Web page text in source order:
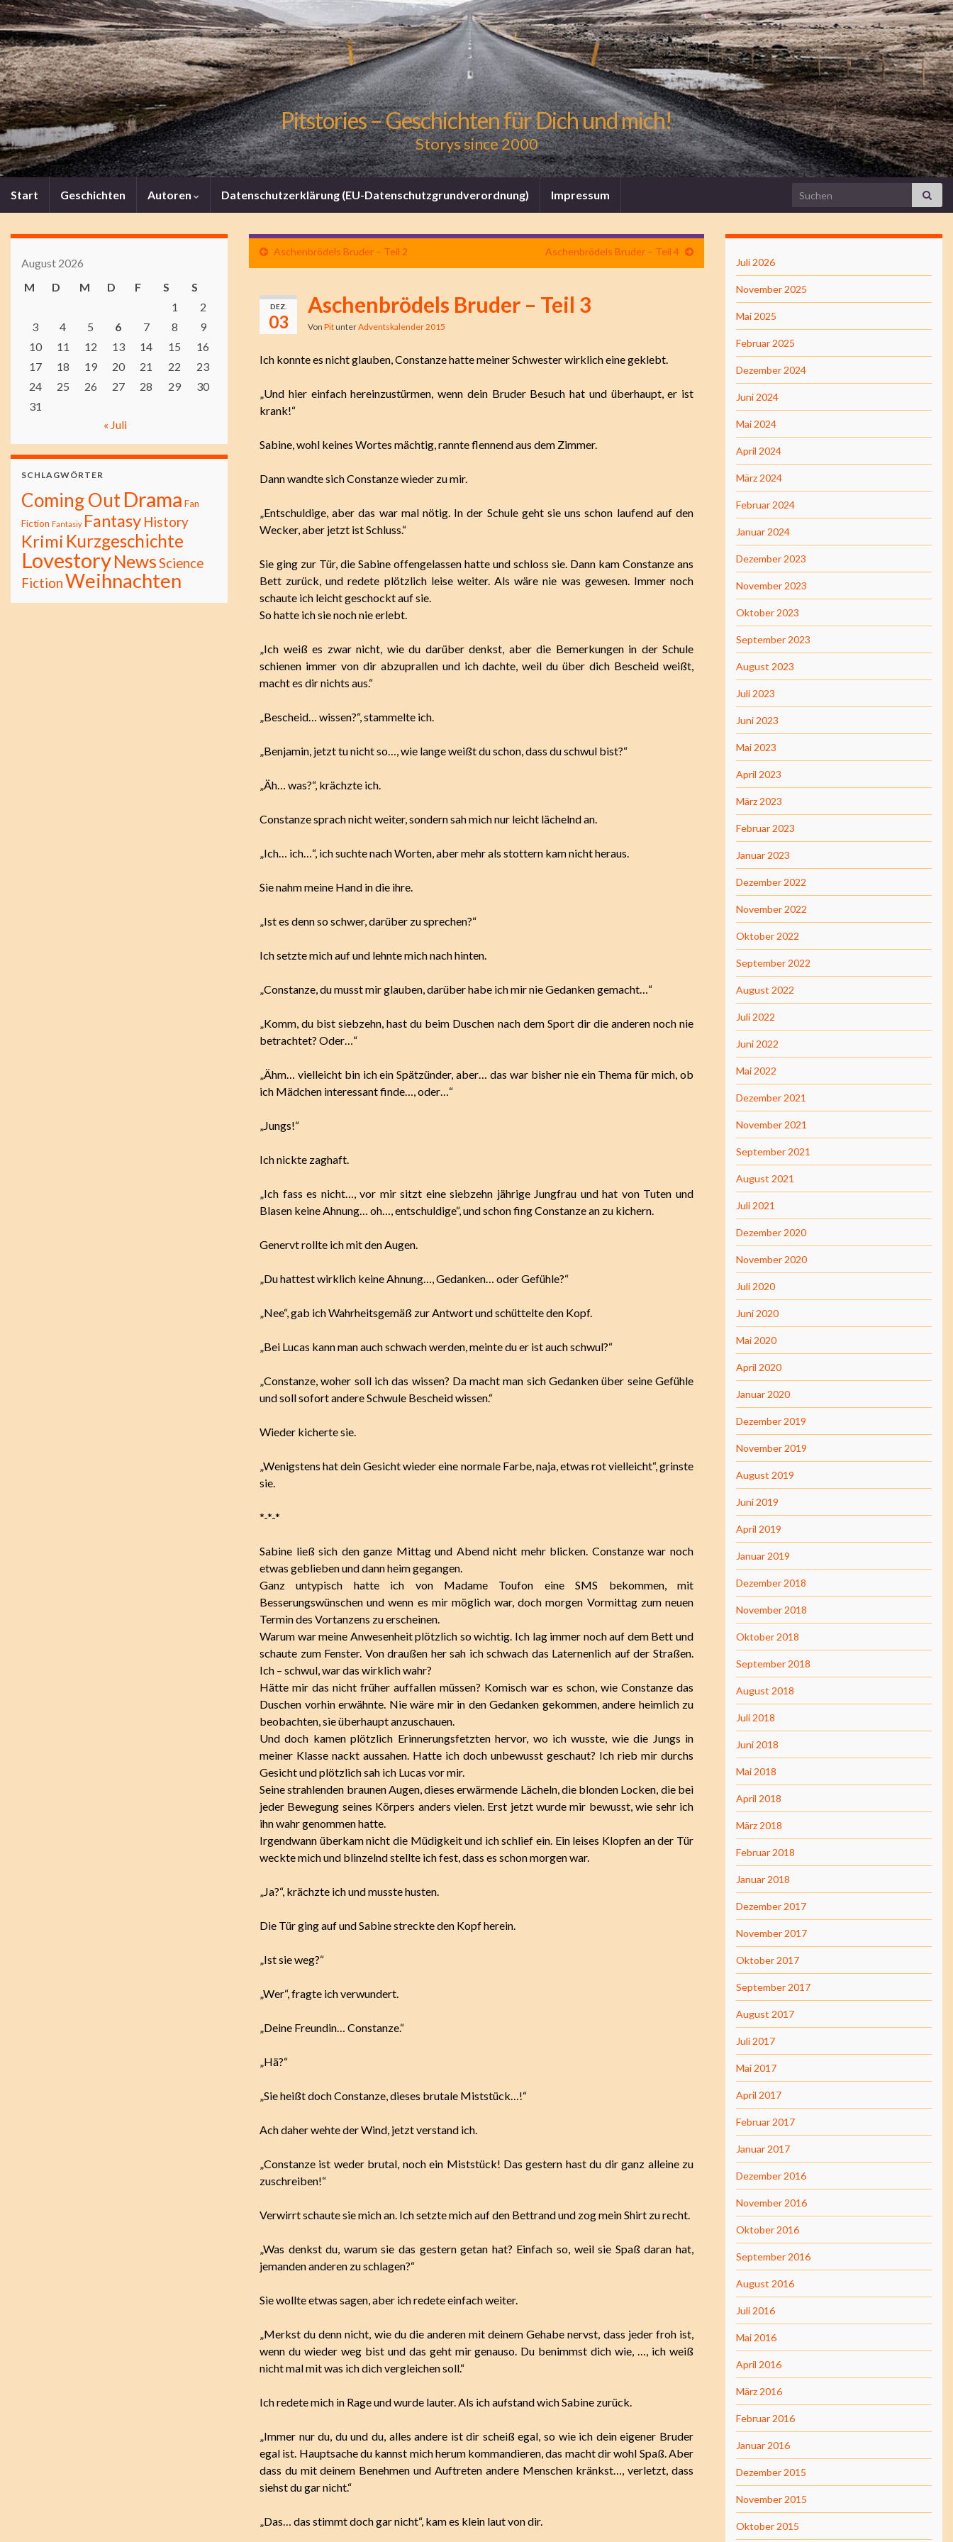
Pitstories – Geschichten für Dich und mich!
Storys since 2000
Start Geschichten Autoren Datenschutzerklärung (EU-Datenschutzgrundverordnung) Impressum Search for:
Aschenbrödels Bruder – Teil 2 Aschenbrödels Bruder – Teil 4
DEZ.
03
Aschenbrödels Bruder – Teil 3
Von PitunterAdventskalender 2015
Ich konnte es nicht glauben, Constanze hatte meiner Schwester wirklich eine geklebt.
„Und hier einfach hereinzustürmen, wenn dein Bruder Besuch hat und überhaupt, er ist
krank!“
Sabine, wohl keines Wortes mächtig, rannte flennend aus dem Zimmer.
Dann wandte sich Constanze wieder zu mir.
„Entschuldige, aber das war mal nötig. In der Schule geht sie uns schon laufend auf den
Wecker, aber jetzt ist Schluss.“
Sie ging zur Tür, die Sabine offengelassen hatte und schloss sie. Dann kam Constanze ans
Bett zurück, und redete plötzlich leise weiter. Als wäre nie was gewesen. Immer noch
schaute ich leicht geschockt auf sie.
So hatte ich sie noch nie erlebt.
„Ich weiß es zwar nicht, wie du darüber denkst, aber die Bemerkungen in der Schule
schienen immer von dir abzuprallen und ich dachte, weil du über dich Bescheid weißt,
macht es dir nichts aus.“
„Bescheid… wissen?“, stammelte ich.
„Benjamin, jetzt tu nicht so…, wie lange weißt du schon, dass du schwul bist?“
„Äh… was?“, krächzte ich.
Constanze sprach nicht weiter, sondern sah mich nur leicht lächelnd an.
„Ich… ich…“, ich suchte nach Worten, aber mehr als stottern kam nicht heraus.
Sie nahm meine Hand in die ihre.
„Ist es denn so schwer, darüber zu sprechen?“
Ich setzte mich auf und lehnte mich nach hinten.
„Constanze, du musst mir glauben, darüber habe ich mir nie Gedanken gemacht…“
„Komm, du bist siebzehn, hast du beim Duschen nach dem Sport dir die anderen noch nie
betrachtet? Oder…“
„Ähm… vielleicht bin ich ein Spätzünder, aber… das war bisher nie ein Thema für mich, ob
ich Mädchen interessant finde…, oder…“
„Jungs!“
Ich nickte zaghaft.
„Ich fass es nicht…, vor mir sitzt eine siebzehn jährige Jungfrau und hat von Tuten und
Blasen keine Ahnung… oh…, entschuldige“, und schon fing Constanze an zu kichern.
Genervt rollte ich mit den Augen.
„Du hattest wirklich keine Ahnung…, Gedanken… oder Gefühle?“
„Nee“, gab ich Wahrheitsgemäß zur Antwort und schüttelte den Kopf.
„Bei Lucas kann man auch schwach werden, meinte du er ist auch schwul?“
„Constanze, woher soll ich das wissen? Da macht man sich Gedanken über seine Gefühle
und soll sofort andere Schwule Bescheid wissen.“
Wieder kicherte sie.
„Wenigstens hat dein Gesicht wieder eine normale Farbe, naja, etwas rot vielleicht“, grinste
sie.
*-*-*
Sabine ließ sich den ganze Mittag und Abend nicht mehr blicken. Constanze war noch
etwas geblieben und dann heim gegangen.
Ganz untypisch hatte ich von Madame Toufon eine SMS bekommen, mit
Besserungswünschen und wenn es mir möglich war, doch morgen Vormittag zum neuen
Termin des Vortanzens zu erscheinen.
Warum war meine Anwesenheit plötzlich so wichtig. Ich lag immer noch auf dem Bett und
schaute zum Fenster. Von draußen her sah ich schwach das Laternenlich auf der Straßen.
Ich – schwul, war das wirklich wahr?
Hätte mir das nicht früher auffallen müssen? Komisch war es schon, wie Constanze das
Duschen vorhin erwähnte. Nie wäre mir in den Gedanken gekommen, andere heimlich zu
beobachten, sie überhaupt anzuschauen.
Und doch kamen plötzlich Erinnerungsfetzten hervor, wo ich wusste, wie die Jungs in
meiner Klasse nackt aussahen. Hatte ich doch unbewusst geschaut? Ich rieb mir durchs
Gesicht und plötzlich sah ich Lucas vor mir.
Seine strahlenden braunen Augen, dieses erwärmende Lächeln, die blonden Locken, die bei
jeder Bewegung seines Körpers anders vielen. Erst jetzt wurde mir bewusst, wie sehr ich
ihn wahr genommen hatte.
Irgendwann überkam nicht die Müdigkeit und ich schlief ein. Ein leises Klopfen an der Tür
weckte mich und blinzelnd stellte ich fest, dass es schon morgen war.
„Ja?“, krächzte ich und musste husten.
Die Tür ging auf und Sabine streckte den Kopf herein.
„Ist sie weg?“
„Wer“, fragte ich verwundert.
„Deine Freundin… Constanze.“
„Hä?“
„Sie heißt doch Constanze, dieses brutale Miststück…!“
Ach daher wehte der Wind, jetzt verstand ich.
„Constanze ist weder brutal, noch ein Miststück! Das gestern hast du dir ganz alleine zu
zuschreiben!“
Verwirrt schaute sie mich an. Ich setzte mich auf den Bettrand und zog mein Shirt zu recht.
„Was denkst du, warum sie das gestern getan hat? Einfach so, weil sie Spaß daran hat,
jemanden anderen zu schlagen?“
Sie wollte etwas sagen, aber ich redete einfach weiter.
„Merkst du denn nicht, wie du die anderen mit deinem Gehabe nervst, dass jeder froh ist,
wenn du wieder weg bist und das geht mir genauso. Du benimmst dich wie, …, ich weiß
nicht mal mit was ich dich vergleichen soll.“
Ich redete mich in Rage und wurde lauter. Als ich aufstand wich Sabine zurück.
„Immer nur du, du und du, alles andere ist dir scheiß egal, so wie ich dein eigener Bruder
egal ist. Hauptsache du kannst mich herum kommandieren, das macht dir wohl Spaß. Aber
dass du mit deinem Benehmen und Auftreten andere Menschen kränkst…, verletzt, dass
siehst du gar nicht.“
„Das… das stimmt doch gar nicht“, kam es klein laut von dir.
August 2026
M
D M D F S
S
1
2
3
4 5 6 7 8
9
10
11 12 13 14 15
16
17
18 19 20 21 22
23
24
25 26 27 28 29
30
31
« Juli
SCHLAGWÖRTER
Coming OutDrama Fan
Fiction Fantasiy Fantasy History
Krimi Kurzgeschichte
LovestoryNewsScience
FictionWeihnachten
Juli 2026
November 2025
Mai 2025
Februar 2025
Dezember 2024
Juni 2024
Mai 2024
April 2024
März 2024
Februar 2024
Januar 2024
Dezember 2023
November 2023
Oktober 2023
September 2023
August 2023
Juli 2023
Juni 2023
Mai 2023
April 2023
März 2023
Februar 2023
Januar 2023
Dezember 2022
November 2022
Oktober 2022
September 2022
August 2022
Juli 2022
Juni 2022
Mai 2022
Dezember 2021
November 2021
September 2021
August 2021
Juli 2021
Dezember 2020
November 2020
Juli 2020
Juni 2020
Mai 2020
April 2020
Januar 2020
Dezember 2019
November 2019
August 2019
Juni 2019
April 2019
Januar 2019
Dezember 2018
November 2018
Oktober 2018
September 2018
August 2018
Juli 2018
Juni 2018
Mai 2018
April 2018
März 2018
Februar 2018
Januar 2018
Dezember 2017
November 2017
Oktober 2017
September 2017
August 2017
Juli 2017
Mai 2017
April 2017
Februar 2017
Januar 2017
Dezember 2016
November 2016
Oktober 2016
September 2016
August 2016
Juli 2016
Mai 2016
April 2016
März 2016
Februar 2016
Januar 2016
Dezember 2015
November 2015
Oktober 2015